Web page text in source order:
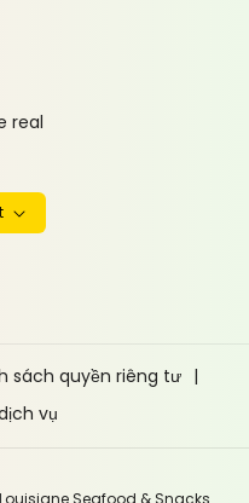
real
sách quyền riêng tư
vụ
Seafood & Snacks